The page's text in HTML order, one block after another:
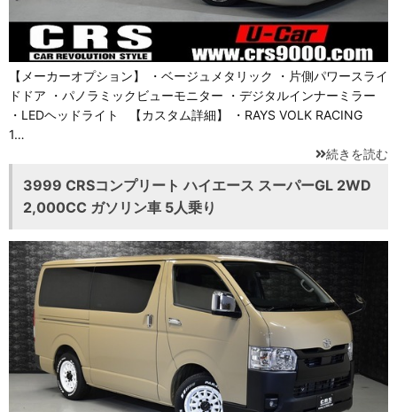
【メーカーオプション】 ・ベージュメタリック ・片側パワースライ
ドドア ・パノラミックビューモニター ・デジタルインナーミラー
・LEDヘッドライト 【カスタム詳細】 ・RAYS VOLK RACING
1…
続きを読む
3999 CRSコンプリート ハイエース スーパーGL 2WD
2,000CC ガソリン車 5人乗り